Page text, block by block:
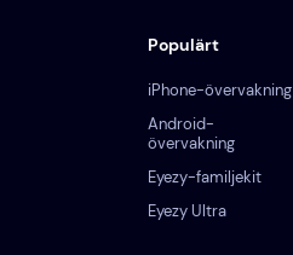
Populärt
iPhone-övervakning
Android-
övervakning
Eyezy-familjekit
Eyezy Ultra